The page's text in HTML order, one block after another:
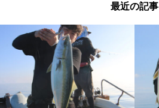
最近の記事